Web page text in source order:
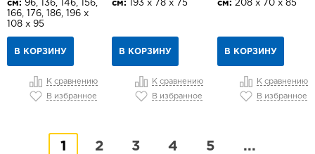
см: 96, 136, 146, 156,
166, 176, 186, 196 х
108 х 95
В КОРЗИНУ
К сравнению
В избранное
см:
193 х 78 х 75
В КОРЗИНУ
К сравнению
В избранное
см: 208 х 70 х 85
В КОРЗИНУ
К сравнению
В избранное
1 2 3 4 5 ...